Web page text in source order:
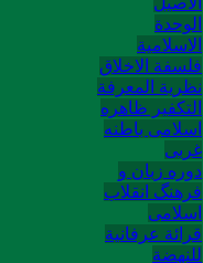
الوحدة
الاسلامیة
فلسفة الاخلاق
نظریة المعرفة
التکفیر ظاهره
اسلامی باطنه
غربی
دوره زبان و
فرهنگ انقلاب
اسلامی
قرائة عرفانیة
للنهضة